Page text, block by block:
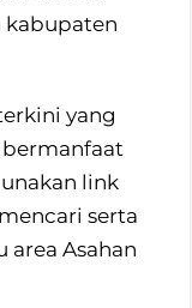
kabupaten
yang
link
serta
Asahan